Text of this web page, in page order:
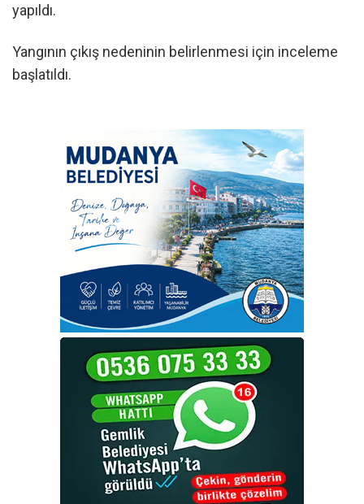
yapıldı.
Yangının çıkış nedeninin belirlenmesi için inceleme
başlatıldı.